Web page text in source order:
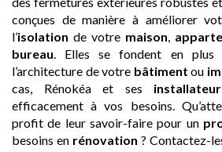
conçues de manière à améliorer
l’isolation de votre maison
bureau . Elles se fondent en
l’architecture de votre bâtiment ou
cas, Rénokéa et ses
efficacement à vos besoins.
profit de leur savoir-faire pour un
besoins en rénovation ? Contactez-